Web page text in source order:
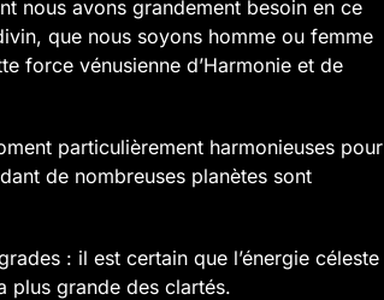
nous avons grandement besoin en ce
que nous soyons homme ou femme
force vénusienne d’Harmonie et de
particulièrement harmonieuses pour
de nombreuses planètes sont
: il est certain que l’énergie céleste
plus grande des clartés.